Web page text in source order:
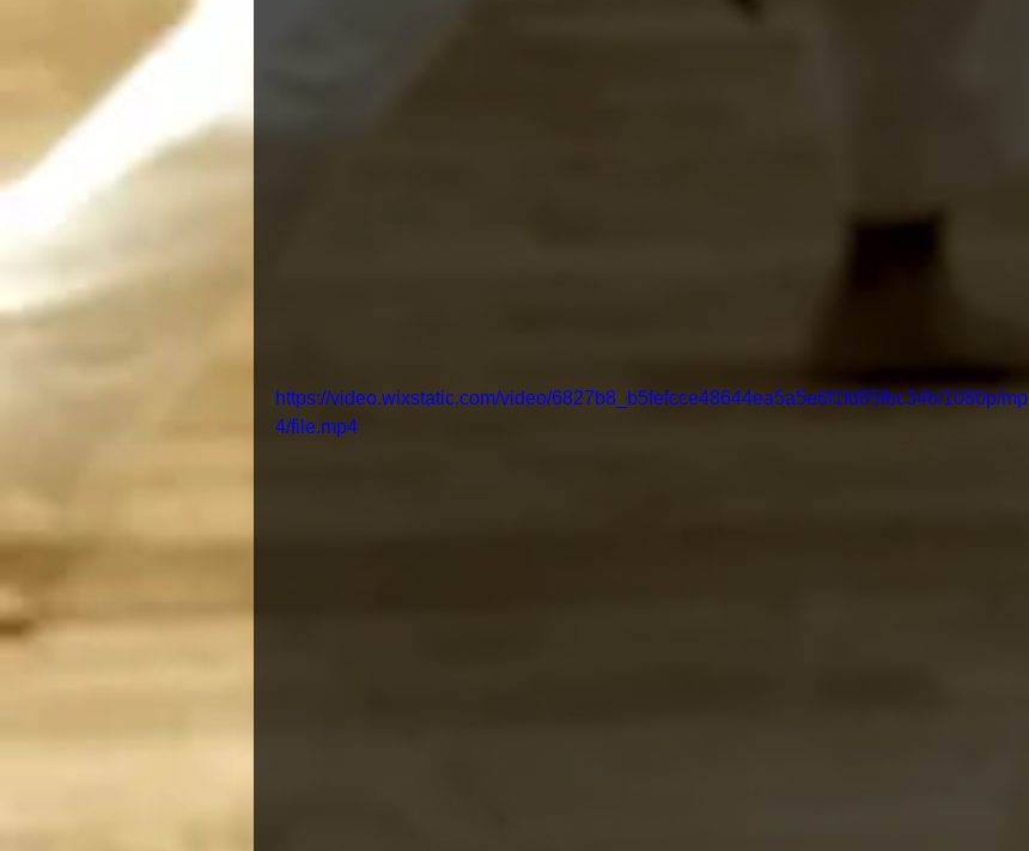
https://video.wixstatic.com/video/6827b8_b5fefcce48644ea5a5e6f1fd85fbc34b/1080p/mp
4/file.mp4